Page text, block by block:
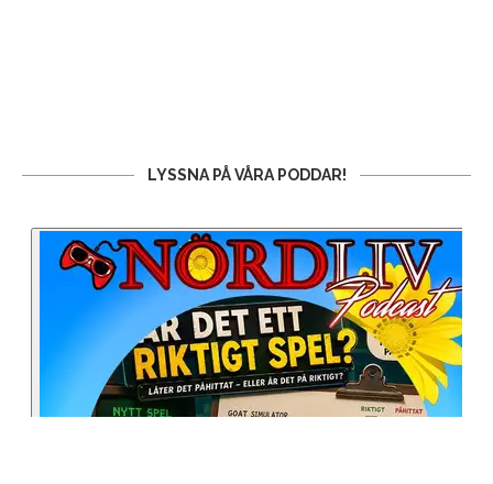
LYSSNA PÅ VÅRA PODDAR!